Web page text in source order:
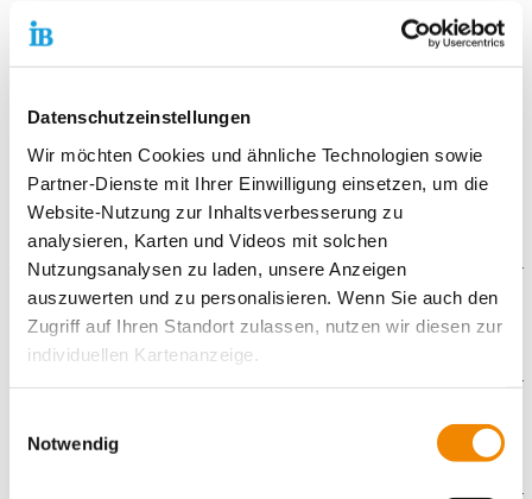
Datenschutzeinstellungen
Wir möchten Cookies und ähnliche Technologien sowie
Partner-Dienste mit Ihrer Einwilligung einsetzen, um die
Website-Nutzung zur Inhaltsverbesserung zu
analysieren, Karten und Videos mit solchen
Nutzungsanalysen zu laden, unsere Anzeigen
auszuwerten und zu personalisieren. Wenn Sie auch den
Zugriff auf Ihren Standort zulassen, nutzen wir diesen zur
individuellen Kartenanzeige.
unsere Partner Daten wie Ihre IP-Adresse und
verarbeiten diese zusammen mit Daten von anderen
Notwendig
Ein Sondervorhaben des:
Der Ablauf
entwickelt, die dann von ausgewählten Trägern der
politischen Bildung durchgeführt werden. Dies wird durch
Die Zielgruppe